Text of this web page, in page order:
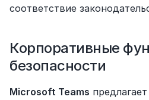
соответствие
Корпоративные
безопасности
Microsoft Teams